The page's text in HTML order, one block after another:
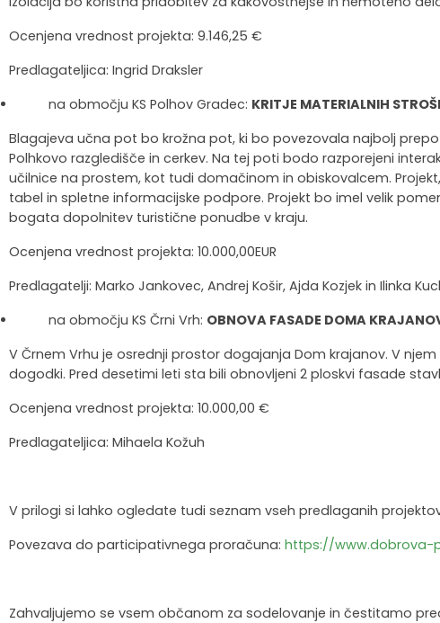
Ocenjena vrednost projekta: 9.146,25 €
Predlagateljica: Ingrid Draksler
na območju KS Polhov Gradec: KRITJE MATERIALNIH
Blagajeva učna pot bo krožna pot, ki bo povezovala najbolj
Polhkovo razgledišče in cerkev. Na tej poti bodo razporejeni
učilnice na prostem, kot tudi domačinom in obiskovalcem.
tabel in spletne informacijske podpore. Projekt bo imel velik
bogata dopolnitev turistične ponudbe v kraju.
Ocenjena vrednost projekta: 10.000,00EUR
Predlagatelji: Marko Jankovec, Andrej Košir, Ajda Kozjek in Ilinka
na območju KS Črni Vrh: OBNOVA FASADE DOMA
V Črnem Vrhu je osrednji prostor dogajanja Dom krajanov. V
dogodki. Pred desetimi leti sta bili obnovljeni 2 ploskvi fasade
Ocenjena vrednost projekta: 10.000,00 €
Predlagateljica: Mihaela Kožuh
V prilogi si lahko ogledate tudi seznam vseh predlaganih
Povezava do participativnega proračuna: https://www.dobrova-
Zahvaljujemo se vsem občanom za sodelovanje in čestitamo
Gasilstvo in civilna zaščita
Občinski nagrajenci
Turistična taksa
Vprašajte občino
Predlagajte občini
Oskrba najdenih živali
Organizacije s področja socialnega varstva
Portal eUprava
Lokalni ponudniki hrane in izdelkov
Trajnostni razvoj turizma
Župnije
Osmrtnice
Režijski obrat